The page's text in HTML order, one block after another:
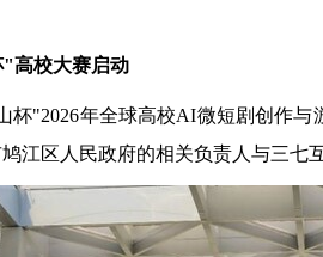
高校大赛启动
杯"2026年全球高校AI微短剧创作
江区人民政府的相关负责人与三七